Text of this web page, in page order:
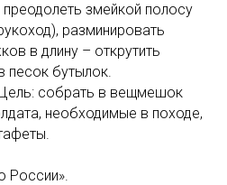
змейкой полосу
разминировать
в длину – открутить
песок бутылок.
собрать в вещмешок
необходимые в походе,
России».